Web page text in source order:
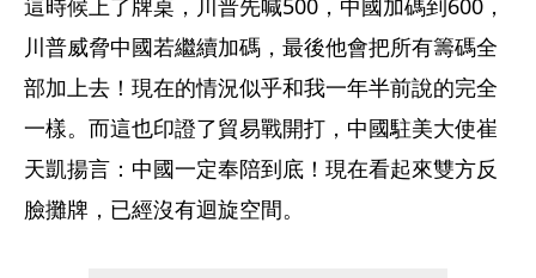
這時候上了牌桌，川普先喊500，中國加碼到600，
川普威脅中國若繼續加碼，最後他會把所有籌碼全
部加上去！現在的情況似乎和我一年半前說的完全
一樣。而這也印證了貿易戰開打，中國駐美大使崔
天凱揚言：中國一定奉陪到底！現在看起來雙方反
臉攤牌，已經沒有迴旋空間。